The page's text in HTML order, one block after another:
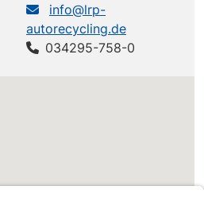
info@lrp-
autorecycling.de
034295-758-0